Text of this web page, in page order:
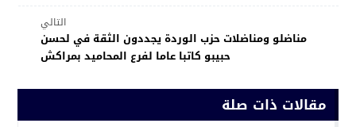
التالي
مناضلو ومناضلات حزب الوردة يجددون الثقة في لحسن
حبيبو كاتبا عاما لفرع المحاميد بمراكش
مقالات ذات صلة